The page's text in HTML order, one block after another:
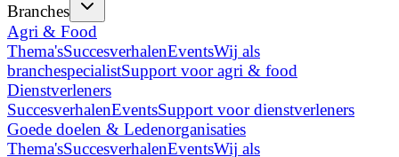
Branches
Agri & Food
Thema'sSuccesverhalenEventsWij als
branchespecialistSupport voor agri & food
Dienstverleners
SuccesverhalenEventsSupport voor dienstverleners
Goede doelen & Ledenorganisaties
Thema'sSuccesverhalenEventsWij als